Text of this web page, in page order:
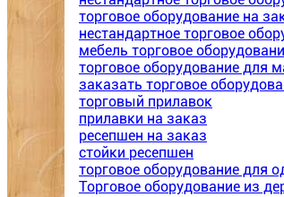
торговое оборудование на
нестандартное торговое
мебель торговое
торговое оборудование для
заказать торговое
торговый прилавок
прилавки на заказ
ресепшен на заказ
стойки ресепшен
торговое оборудование для
Торговое оборудование из